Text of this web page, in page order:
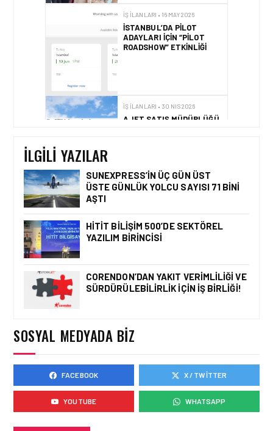
ROADSHOW” ETKINLIĞI
ARKADAŞLARINI
BEKLIYOR!
AIR ARABIA AILESI
BÜYÜYOR! 2026 AÇIK
YENI DÖNEM BAŞLIYOR VE
EKIP ARKADAŞLARI
ARANIYOR
ROADSHOW DÜZENLIYOR!
İLGILI YAZILAR
SUNEXPRESS’IN ÜÇ GÜN ÜST
ÜSTE GÜNLÜK YOLCU SAYISI 71 BINI
AŞTI
HITIT BILIŞIM 500’DE SEKTÖREL
YAZILIM BIRINCISI
CORENDON’DAN YAKIT VERIMLILIĞI VE
SÜRDÜRÜLEBILIRLIK IÇIN İŞ BIRLIĞI!
SOSYAL MEDYADA BIZ
FACEBOOK X / TWITTER
YOUTUBE WHATSAPP